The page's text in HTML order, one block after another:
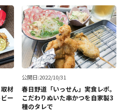
材
ー
公開日:2022/10/31
春日野道「いっせん」実食レポ。
こだわりぬいた串かつを自家製3
種のタレで